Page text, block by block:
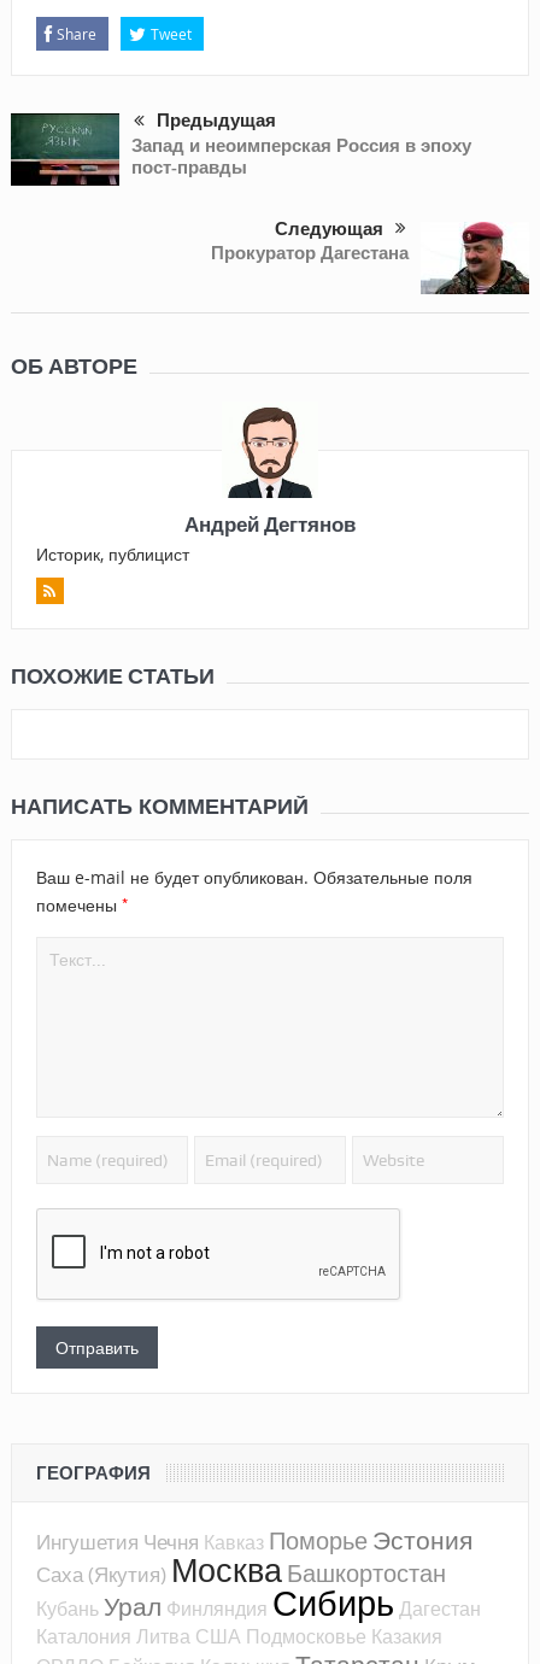
Share Tweet
Предыдущая
Запад и неоимперская Россия в эпоху
пост-правды
Следующая
Прокуратор Дагестана
ОБ АВТОРЕ
Андрей Дегтянов
Историк, публицист
ПОХОЖИЕ СТАТЬИ
НАПИСАТЬ КОММЕНТАРИЙ
Ваш e-mail не будет опубликован. Обязательные поля
помечены *
ГЕОГРАФИЯ
Ингушетия Чечня Кавказ ПоморьеЭстония
Саха (Якутия) МоскваБашкортостан
Кубань Урал Финляндия Сибирь Дагестан
Каталония Литва США Подмосковье Казакия